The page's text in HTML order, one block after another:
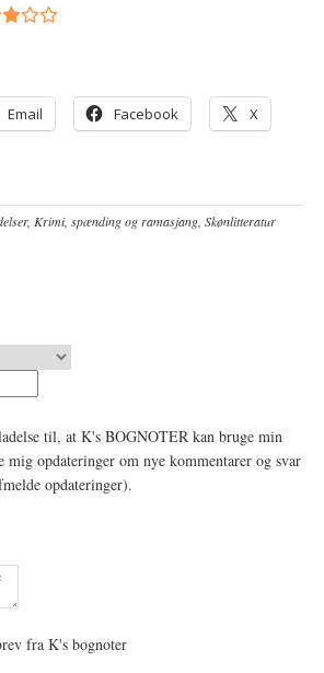
Email Facebook X
, Krimi, spænding og ramasjang Skønlitteratur
til, at K's BOGNOTER kan bruge min
mig opdateringer om nye kommentarer og svar
opdateringer).
fra K's bognoter